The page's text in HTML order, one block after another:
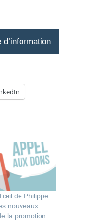
de Philippe
nouveaux
la promotion